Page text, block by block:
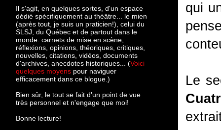
qui
Le
Il s'agit, en quelques sortes, d'un espace
dédié spécifiquement au théâtre... le mien
(après tout, je suis un praticien!), celui du
SLSJ, du Québec et de partout dans le
monde: carnets de mise en scène,
réflexions, opinions, théoriques, critiques,
nouvelles, citations, vidéos, documents
d'archives, anecdotes historiques... (Voici
quelques moyens pour naviguer
efficacement dans ce blogue.)
Bien sûr, le tout se fait d'un point de vue
très personnel et n'engage que moi!
Bonne lecture!